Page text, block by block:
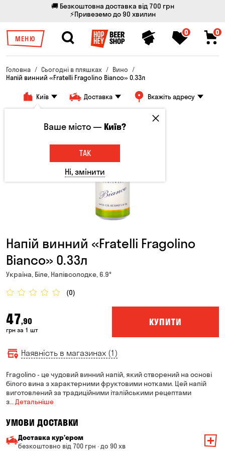
🚚 Безкоштовна доставка від 700 грн
⚡Привеземо до 90 хвилин
МЕНЮ
0 0
Головна Сьогодні в пляшках
Вино
Напій винний «Fratelli Fragolino Bianco» 0.33л
Київ Доставка Вкажіть адресу
Напій винний «Fratelli Fragolino
Bianco» 0.33л
Україна, Біле, Напівсолодке, 6.9°
(0)
47,90
грн за 1 шт
КУПИТИ
Наявність в магазинах (1)
Fragolino - це чудовий винний напій, який створений на основі
білого вина з характерними фруктовими нотками. Цей напій
виготовлений за традиційними італійськими рецептами
з… Детальніше
УМОВИ ДОСТАВКИ
Доставка курʼєром
безкоштовно від 700 грн · до 90 хв
Ваше місто —Київ?
ТАК
Ні, змінити